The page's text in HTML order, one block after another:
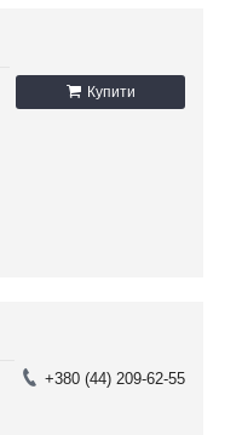
Купити
+380 (44) 209-62-55